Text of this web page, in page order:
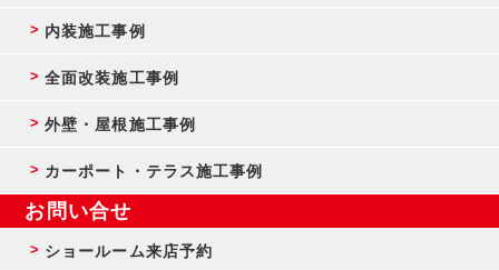
内装施工事例
全面改装施工事例
外壁・屋根施工事例
カーポート・テラス施工事例
お問い合せ
ショールーム来店予約